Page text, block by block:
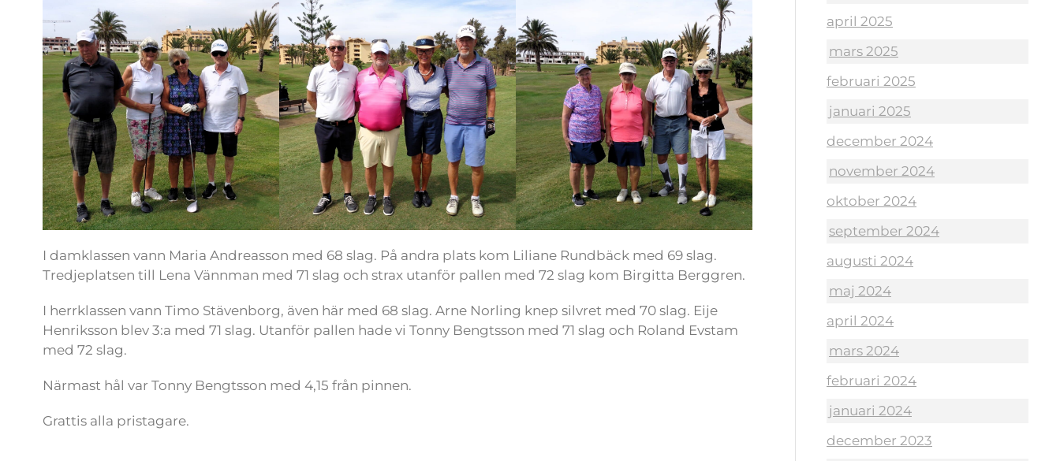
I damklassen vann Maria Andreasson med 68 slag. På andra plats kom Liliane Rundbäck med 69 slag.
Tredjeplatsen till Lena Vännman med 71 slag och strax utanför pallen med 72 slag kom Birgitta Berggren.
I herrklassen vann Timo Stävenborg, även här med 68 slag. Arne Norling knep silvret med 70 slag. Eije
Henriksson blev 3:a med 71 slag. Utanför pallen hade vi Tonny Bengtsson med 71 slag och Roland Evstam
med 72 slag.
Närmast hål var Tonny Bengtsson med 4,15 från pinnen.
Grattis alla pristagare.
april 2025
mars 2025
februari 2025
januari 2025
december 2024
november 2024
oktober 2024
september 2024
augusti 2024
maj 2024
april 2024
mars 2024
februari 2024
januari 2024
december 2023